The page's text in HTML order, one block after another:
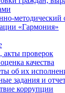
методический
«Гармония»
акты проверок
качества
об их
задания и
коррупции